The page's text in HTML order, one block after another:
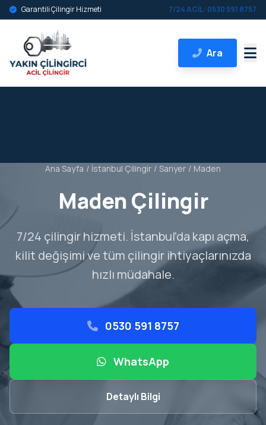
Garantili Çilingir Hizmeti 7/24 ACİL: 0530 591 8757
Ara
Ana Sayfa / İstanbul Çilingir / Sarıyer / Maden
Maden Çilingir
7/24 çilingir hizmeti. İstanbul’da kapı açma,
kilit değişimi ve tüm çilingir ihtiyaçlarınızda
hızlı müdahale.
0530 591 8757
WhatsApp
Detaylı Bilgi